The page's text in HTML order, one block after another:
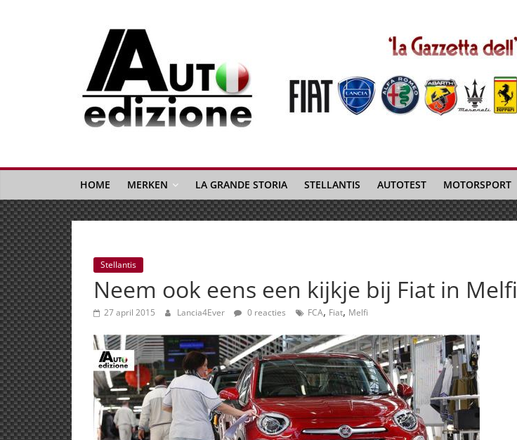
Auto
Edizione
La
Gazetta
dell'Automobile
Italiana
|
Italiaans
autonieuws
&
lifestyle
HOME MERKEN LA GRANDE STORIA STELLANTIS AUTOTEST MOTORSPORT
Stellantis
Neem ook eens een kijkje bij Fiat in Melfi
27 april 2015 Lancia4Ever 0 reacties FCA, Fiat, Melfi